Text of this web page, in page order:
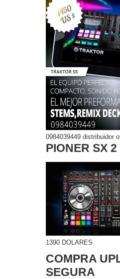
0984039449 distribuidor
PIONER SX 2
1390 DOLARES
COMPRA
SEGURA